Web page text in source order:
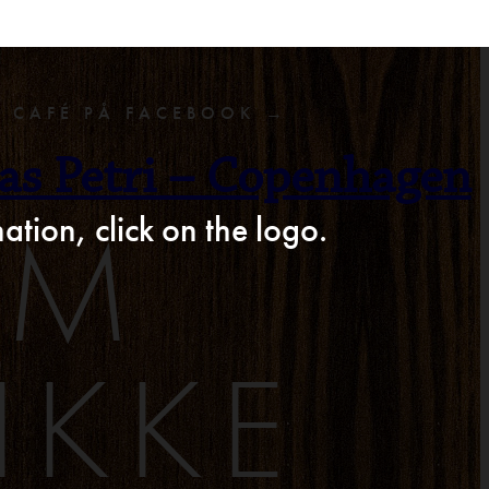
click on the logo.
CAFÉ PÅ FACEBOOK →
Petri – Copenhagen